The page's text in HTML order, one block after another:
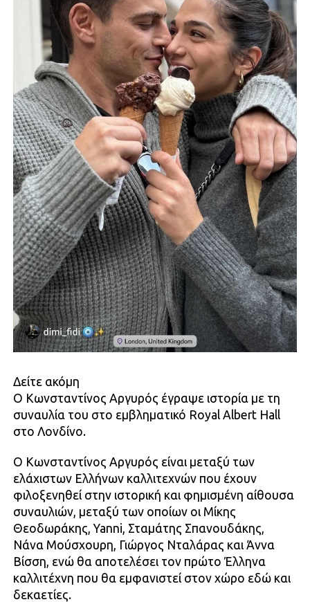
Δείτε ακόμη
Ο Κωνσταντίνος Αργυρός έγραψε ιστορία με τη
συναυλία του στο εμβληματικό Royal Albert Hall
στο Λονδίνο.
Ο Κωνσταντίνος Αργυρός είναι μεταξύ των
ελάχιστων Ελλήνων καλλιτεχνών που έχουν
φιλοξενηθεί στην ιστορική και φημισμένη αίθουσα
συναυλιών, μεταξύ των οποίων οι Μίκης
Θεοδωράκης, Yanni, Σταμάτης Σπανουδάκης,
Νάνα Μούσχουρη, Γιώργος Νταλάρας και Άννα
Βίσση, ενώ θα αποτελέσει τον πρώτο Έλληνα
καλλιτέχνη που θα εμφανιστεί στον χώρο εδώ και
δεκαετίες.